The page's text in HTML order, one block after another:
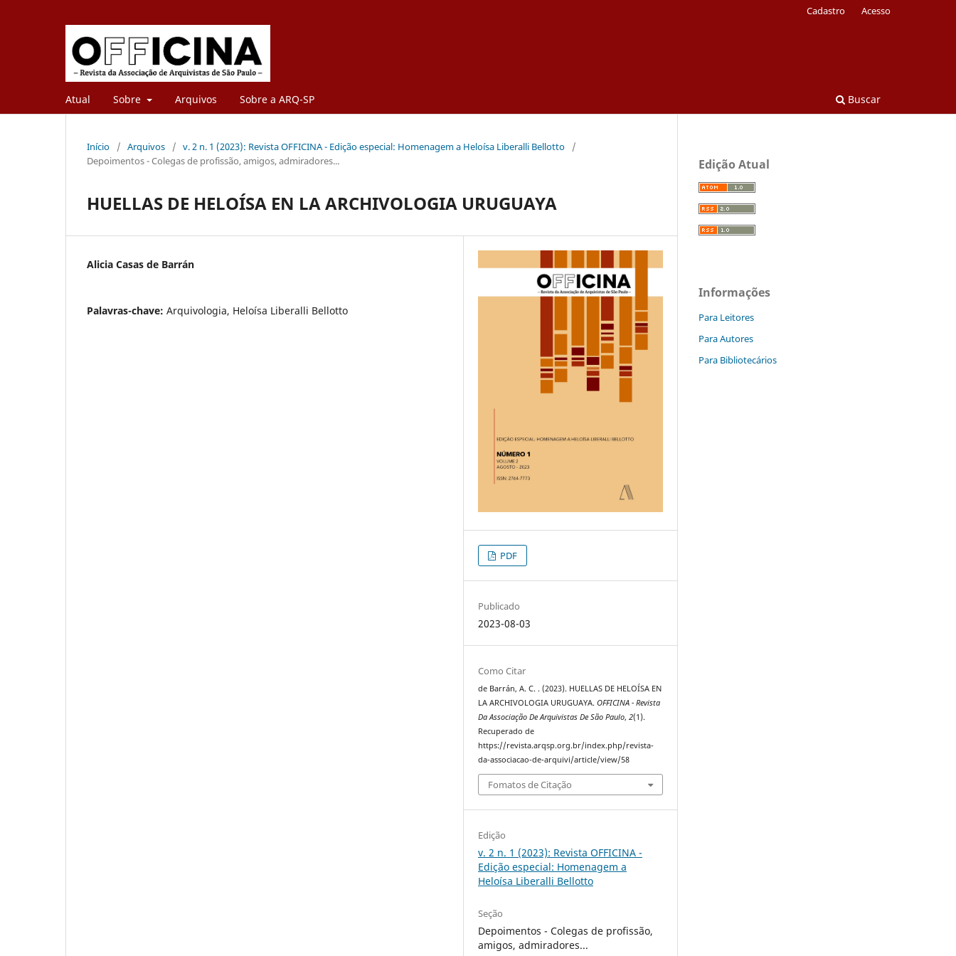
Atual Sobre Arquivos Sobre a ARQ-SP Buscar
Cadastro Acesso
Início / Arquivos / v. 2 n. 1 (2023): Revista OFFICINA - Edição especial: Homenagem a Heloísa Liberalli Bellotto
/
Depoimentos - Colegas de profissão, amigos, admiradores...
HUELLAS DE HELOÍSA EN LA ARCHIVOLOGIA URUGUAYA
Alicia Casas de Barrán
Palavras-chave: Arquivologia, Heloísa Liberalli Bellotto
PDF
Publicado
2023-08-03
Como Citar
de Barrán, A. C. . (2023). HUELLAS DE HELOÍSA EN
LA ARCHIVOLOGIA URUGUAYA.OFFICINA - Revista
Da Associação De Arquivistas De São Paulo,2(1).
Recuperado de
https://revista.arqsp.org.br/index.php/revista-
da-associacao-de-arquivi/article/view/58
Fomatos de Citação
Edição
v. 2 n. 1 (2023): Revista OFFICINA -
Edição especial: Homenagem a
Heloísa Liberalli Bellotto
Seção
Depoimentos - Colegas de profissão,
amigos, admiradores...
Edição Atual
Informações
Para Leitores
Para Autores
Para Bibliotecários